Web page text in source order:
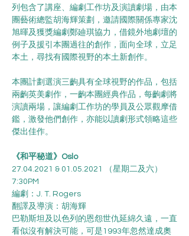
列包含了講座、編劇工作坊及演讀劇場，由本
團藝術總監胡海輝策劃，邀請國際關係專家沈
旭暉及獲獎編劇鄭廸琪協力，借鏡外地劇壇的
例子及援引本團過往的創作，面向全球，立足
本土，尋找有國際視野的本土新創作。
本團計劃選演三齣具有全球視野的作品，包括
兩齣英美劇作，一齣本團經典作品，每齣劇將
演讀兩場，讓編劇工作坊的學員及公眾觀摩借
鑑，激發他們創作，亦能以讀劇形式領略這些
傑出佳作。
《和平秘道》Oslo
27.04.2021 & 01.05.2021 （星期二及六）
7:30PM
編劇：J. T. Rogers
翻譯及導演：胡海輝
巴勒斯坦及以色列的恩怨世仇延綿久遠，一直
看似沒有解決可能，可是1993年忽然達成奧